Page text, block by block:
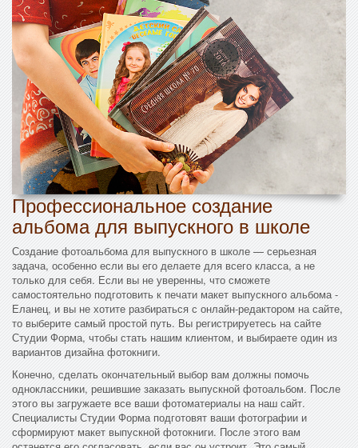
Профессиональное создание
альбома для выпускного в школе
Создание фотоальбома для выпускного в школе — серьезная
задача, особенно если вы его делаете для всего класса, а не
только для себя. Если вы не уверенны, что сможете
самостоятельно подготовить к печати макет выпускного альбома -
Еланец, и вы не хотите разбираться с онлайн-редактором на сайте,
то выберите самый простой путь. Вы регистрируетесь на сайте
Студии Форма, чтобы стать нашим клиентом, и выбираете один из
вариантов дизайна фотокниги.
Конечно, сделать окончательный выбор вам должны помочь
одноклассники, решившие заказать выпускной фотоальбом. После
этого вы загружаете все ваши фотоматериалы на наш сайт.
Специалисты Студии Форма подготовят ваши фотографии и
сформируют макет выпускной фотокниги. После этого вам